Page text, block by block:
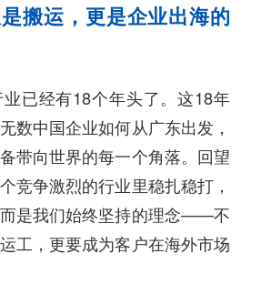
搬运，更是企业出海的
已经有18个年头了。这18年
数中国企业如何从广东出发，
带向世界的每一个角落。回望
竞争激烈的行业里稳扎稳打，
是我们始终坚持的理念——不
工，更要成为客户在海外市场